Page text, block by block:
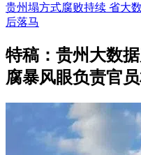
贵州塌方式腐败持续 省大
后落马
特稿：贵州大数
腐暴风眼负责官